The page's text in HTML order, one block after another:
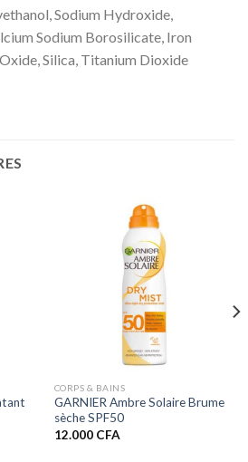
Sodium Hydroxide,
Sodium Borosilicate, Iron
Silica, Titanium Dioxide
CORPS & BAINS
GARNIER Ambre Solaire Brume
sèche SPF50
12.000 CFA